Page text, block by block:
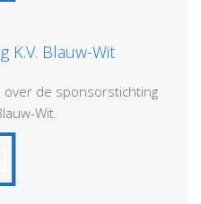
K.V. Blauw-Wit
de sponsorstichting
Wit.